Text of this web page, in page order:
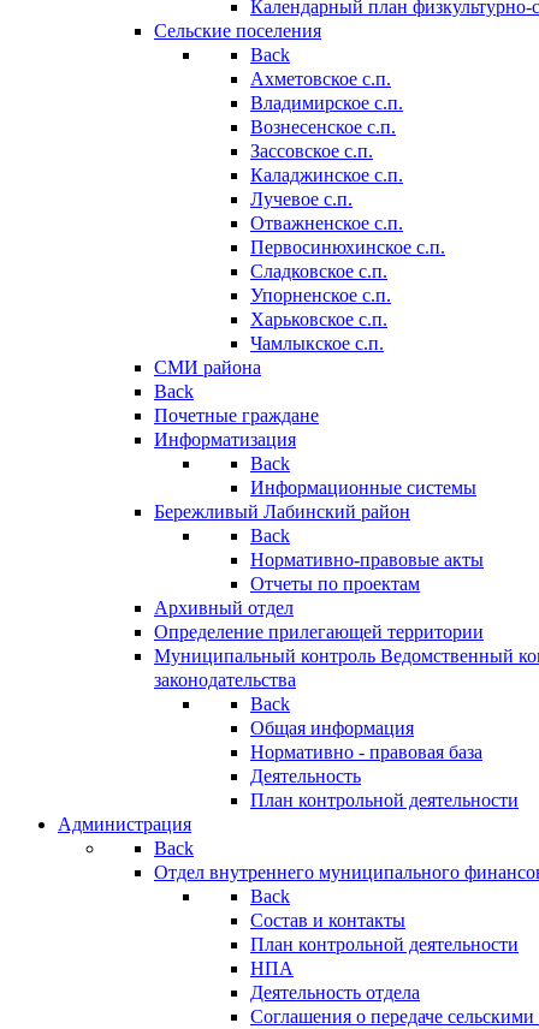
Календарный план
Сельские поселения
Back
Ахметовское с.п.
Владимирское с.п.
Вознесенское с.п.
Зассовское с.п.
Каладжинское с.п.
Лучевое с.п.
Отважненское с.п.
Первосинюхинское с.п.
Сладковское с.п.
Упорненское с.п.
Харьковское с.п.
Чамлыкское с.п.
СМИ района
Back
Почетные граждане
Информатизация
Back
Информационные системы
Бережливый Лабинский район
Back
Нормативно-правовые акты
Отчеты по проектам
Архивный отдел
Определение прилегающей территории
Муниципальный контроль Ведомственный
законодательства
Back
Общая информация
Нормативно - правовая база
Деятельность
План контрольной деятельности
Администрация
Back
Отдел внутреннего муниципального
Back
Состав и контакты
План контрольной деятельности
НПА
Деятельность отдела
Соглашения о передаче